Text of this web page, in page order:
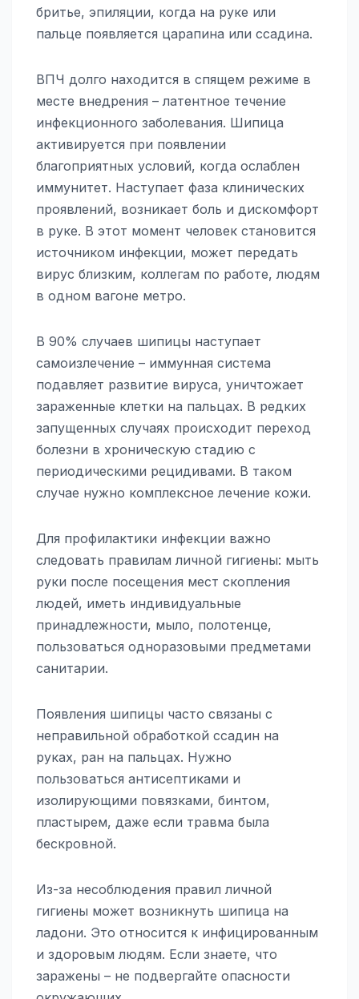
бритье, эпиляции, когда на руке или
пальце появляется царапина или ссадина.
ВПЧ долго находится в спящем режиме в
месте внедрения – латентное течение
инфекционного заболевания. Шипица
активируется при появлении
благоприятных условий, когда ослаблен
иммунитет. Наступает фаза клинических
проявлений, возникает боль и дискомфорт
в руке. В этот момент человек становится
источником инфекции, может передать
вирус близким, коллегам по работе, людям
в одном вагоне метро.
В 90% случаев шипицы наступает
самоизлечение – иммунная система
подавляет развитие вируса, уничтожает
зараженные клетки на пальцах. В редких
запущенных случаях происходит переход
болезни в хроническую стадию с
периодическими рецидивами. В таком
случае нужно комплексное лечение кожи.
Для профилактики инфекции важно
следовать правилам личной гигиены: мыть
руки после посещения мест скопления
людей, иметь индивидуальные
принадлежности, мыло, полотенце,
пользоваться одноразовыми предметами
санитарии.
Появления шипицы часто связаны с
неправильной обработкой ссадин на
руках, ран на пальцах. Нужно
пользоваться антисептиками и
изолирующими повязками, бинтом,
пластырем, даже если травма была
бескровной.
Из-за несоблюдения правил личной
гигиены может возникнуть шипица на
ладони. Это относится к инфицированным
и здоровым людям. Если знаете, что
заражены – не подвергайте опасности